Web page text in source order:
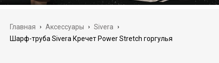
Главная › Аксессуары › Sivera ›
Шарф-труба Sivera Кречет Power Stretch горгулья